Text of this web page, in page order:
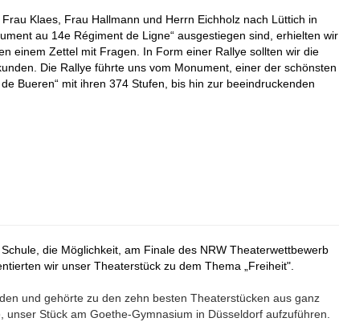
Klaes, Frau Hallmann und Herrn Eichholz nach Lüttich in
au 14e Régiment de Ligne“ ausgestiegen sind, erhielten wir
einem Zettel mit Fragen. In Form einer Rallye sollten wir die
Die Rallye führte uns vom Monument, einer der schönsten
Bueren“ mit ihren 374 Stufen, bis hin zur beeindruckenden
die Möglichkeit, am Finale des NRW Theaterwettbewerb
wir unser Theaterstück zu dem Thema „Freiheit".
und gehörte zu den zehn besten Theaterstücken aus ganz
Stück am Goethe-Gymnasium in Düsseldorf aufzuführen.